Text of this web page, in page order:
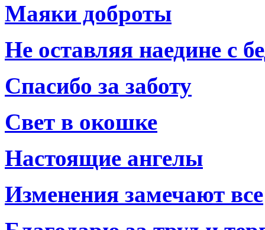
Маяки доброты
Не оставляя наедине с
Спасибо за заботу
Свет в окошке
Настоящие ангелы
Изменения замечают все